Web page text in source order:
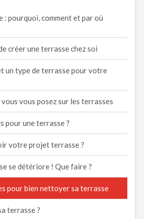
: pourquoi, comment et par où
créer une terrasse chez soi
un type de terrasse pour votre
vous posez sur les terrasses
pour une terrasse ?
votre projet terrasse ?
se détériore ! Que faire ?
pour bien nettoyer sa terrasse
terrasse ?